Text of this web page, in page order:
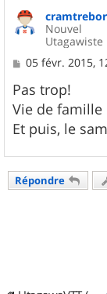
cramtrebor
Nouvel
Utagawiste
M
s
s
a
g
e
05 févr. 2015,
Pas trop!
Vie de famille
Et puis, le
Répondre